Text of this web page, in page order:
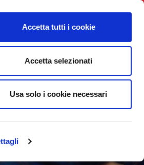
Accetta tutti i cookie
Accetta selezionati
Usa solo i cookie necessari
Account Login
TESTIMONIANZE